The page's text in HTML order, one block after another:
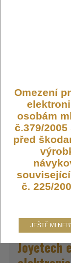
stylu MTL, tedy
Výrobce:
CIG-
Dostupnost:
Počet ks:
183
319,- KČ
Joyetech
Omezení
osobám
č.379/
před
č. 225/
JEŠTĚ MI